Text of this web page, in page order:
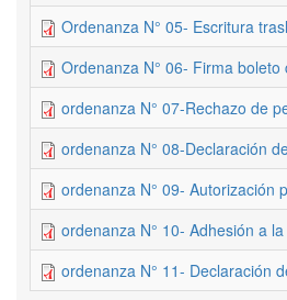
Ordenanza N° 05- Escritura
Ordenanza N° 06- Firma
ordenanza N° 07-Rechazo de
ordenanza N° 08-Declaración
ordenanza N° 09- Autorización
ordenanza N° 10- Adhesión a
ordenanza N° 11- Declaración